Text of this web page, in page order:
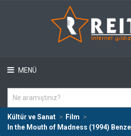
MENÜ
Kültür ve Sanat
Film
In the Mouth of Madness (1994)